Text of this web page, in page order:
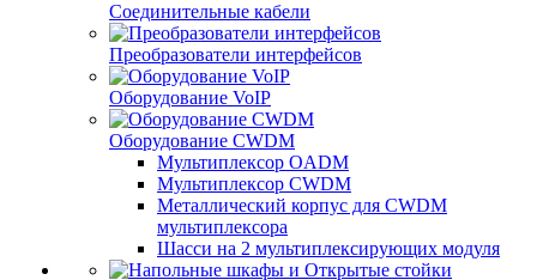
Соединительные кабели
Преобразователи интерфейсов
Оборудование VoIP
Оборудование CWDM
Мультиплекcор OADM
Мультиплексор CWDM
Металлический корпус для CWDM
мультиплексора
Шасси на 2 мультиплексирующих модуля